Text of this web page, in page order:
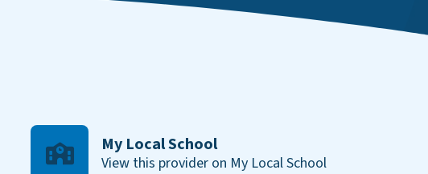
My Local School
View this provider on My Local School